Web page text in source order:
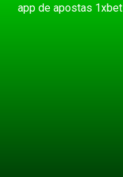
app de apostas 1xbet